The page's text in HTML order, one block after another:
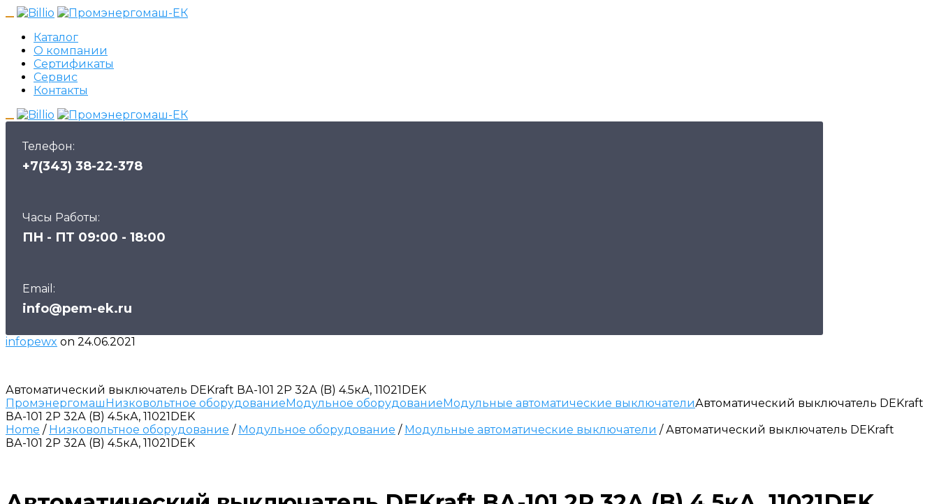
Каталог
О компании
Сертификаты
Сервис
Контакты
Телефон:
+7(343) 38-22-378
Часы Работы:
ПН - ПТ 09:00 - 18:00
Email:
info@pem-ek.ru
infopewx on 24.06.2021
Автоматический выключатель DEKraft ВА-101 2P 32А (B) 4.5кА, 11021DEK
ПромэнергомашНизковольтное оборудованиеМодульное оборудованиеМодульные автоматические выключателиАвтоматический выключатель DEKraft
ВА-101 2P 32А (B) 4.5кА, 11021DEK
Home / Низковольтное оборудование / Модульное оборудование / Модульные автоматические выключатели / Автоматический выключатель DEKraft
ВА-101 2P 32А (B) 4.5кА, 11021DEK